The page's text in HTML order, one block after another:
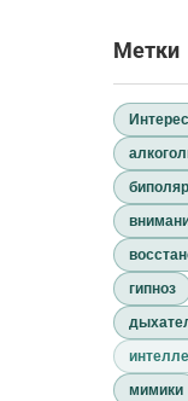
Метки
гипноз
мимики